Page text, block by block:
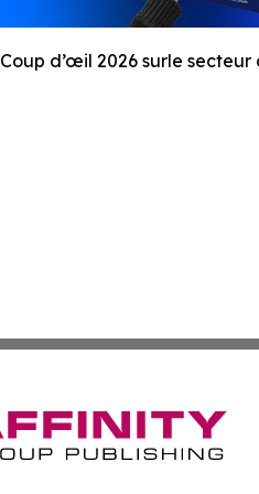
Coup d’œil 2026 surle